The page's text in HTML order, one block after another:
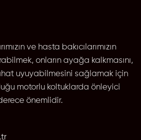
ve hasta bakıcılarımızın
onların ayağa kalkmasını,
uyuyabilmesini sağlamak için
motorlu koltuklarda önleyici
önemlidir.